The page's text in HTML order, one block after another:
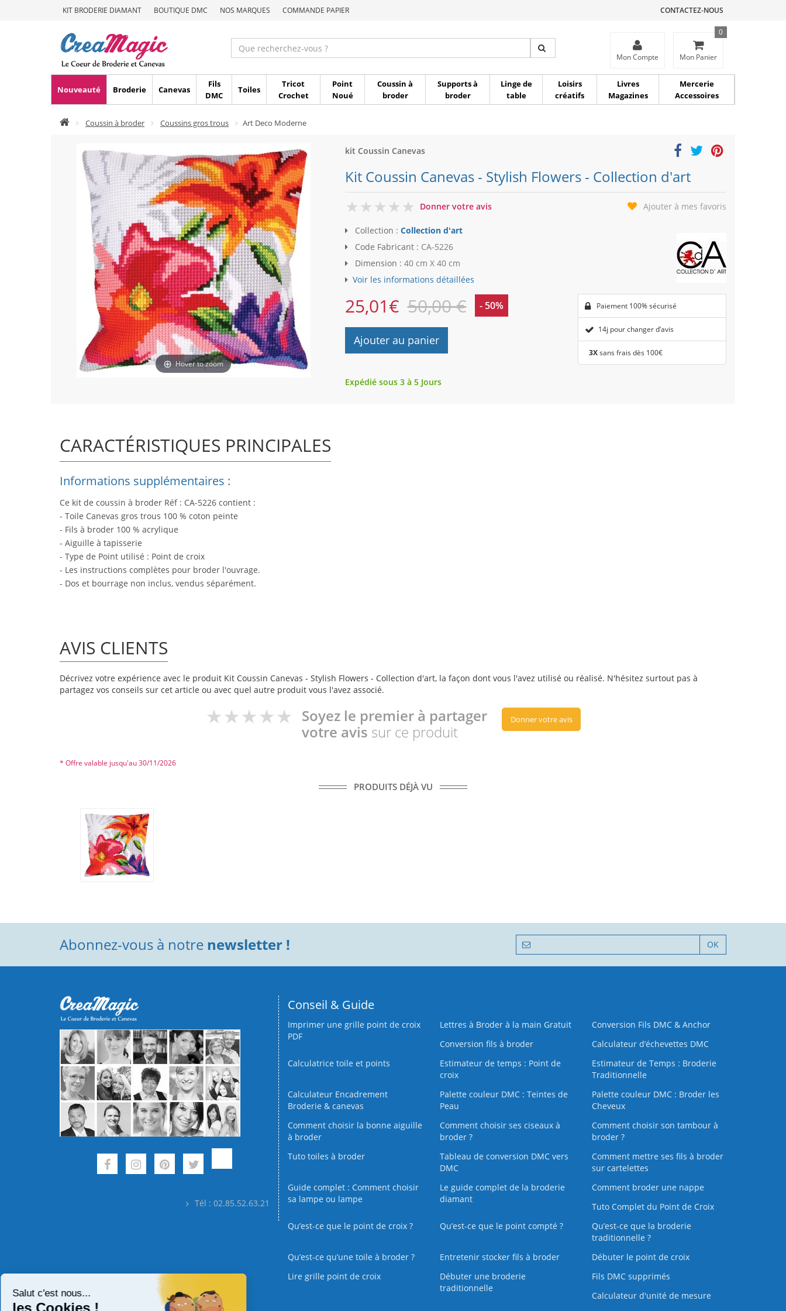
KIT BRODERIE DIAMANT BOUTIQUE DMC NOS MARQUES COMMANDE PAPIER CONTACTEZ-NOUS
Mon Compte Mon Panier
0
Nouveauté Broderie Canevas
Fils
DMC
Toiles
Tricot
Crochet
Point
Noué
Coussin à
broder
Supports à
broder
Linge de
table
Loisirs
créatifs
Livres
Magazines
Mercerie
Accessoires
Coussin à broder Coussins gros trous Art Deco Moderne
Hover to zoom
kit Coussin Canevas
Kit Coussin Canevas - Stylish Flowers - Collection d'art
0
Donner votre avis Ajouter à mes favoris
Collection : Collection d'art
Code Fabricant : CA-5226
Dimension : 40 cm X 40 cm
Voir les informations détaillées
25,01€ 50,00 € - 50%
Ajouter au panier
Paiement 100% sécurisé
14j pour changer d’avis
3Xsans frais dès 100€
Expédié sous 3 à 5 Jours
CARACTÉRISTIQUES PRINCIPALES
Informations supplémentaires :
Ce kit de coussin à broder Réf : CA-5226 contient :
- Toile Canevas gros trous 100 % coton peinte
- Fils à broder 100 % acrylique
- Aiguille à tapisserie
- Type de Point utilisé : Point de croix
- Les instructions complètes pour broder l'ouvrage.
- Dos et bourrage non inclus, vendus séparément.
AVIS CLIENTS
Décrivez votre expérience avec le produit Kit Coussin Canevas - Stylish Flowers - Collection d'art, la façon dont vous l'avez utilisé ou réalisé. N'hésitez surtout pas à
partagez vos conseils sur cet article ou avec quel autre produit vous l'avez associé.
Soyez le premier à partager
votre avis sur ce produit
Donner votre avis
* Offre valable jusqu'au 30/11/2026
PRODUITS DÉJÀ VU
Abonnez-vous à notre newsletter ! OK
Tél : 02.85.52.63.21
Conseil & Guide
Imprimer une grille point de croix
PDF
Lettres à Broder à la main Gratuit
Conversion Fils DMC & Anchor
Conversion fils à broder
Calculateur d’échevettes DMC
Calculatrice toile et points
Estimateur de temps : Point de
croix
Estimateur de Temps : Broderie
Traditionnelle
Calculateur Encadrement
Broderie & canevas
Palette couleur DMC : Teintes de
Peau
Palette couleur DMC : Broder les
Cheveux
Comment choisir la bonne aiguille
à broder
Comment choisir ses ciseaux à
broder ?
Comment choisir son tambour à
broder ?
Tuto toiles à broder
Tableau de conversion DMC vers
DMC
Comment mettre ses fils à broder
sur cartelettes
Guide complet : Comment choisir
sa lampe ou lampe
Le guide complet de la broderie
diamant
Comment broder une nappe
Tuto Complet du Point de Croix
Qu’est-ce que le point de croix ?
Qu’est-ce que le point compté ?
Qu’est-ce que la broderie
traditionnelle ?
Qu’est‑ce qu’une toile à broder ?
Entretenir stocker fils à broder
Débuter le point de croix
Lire grille point de croix
Débuter une broderie
traditionnelle
Fils DMC supprimés
Calculateur d'unité de mesure